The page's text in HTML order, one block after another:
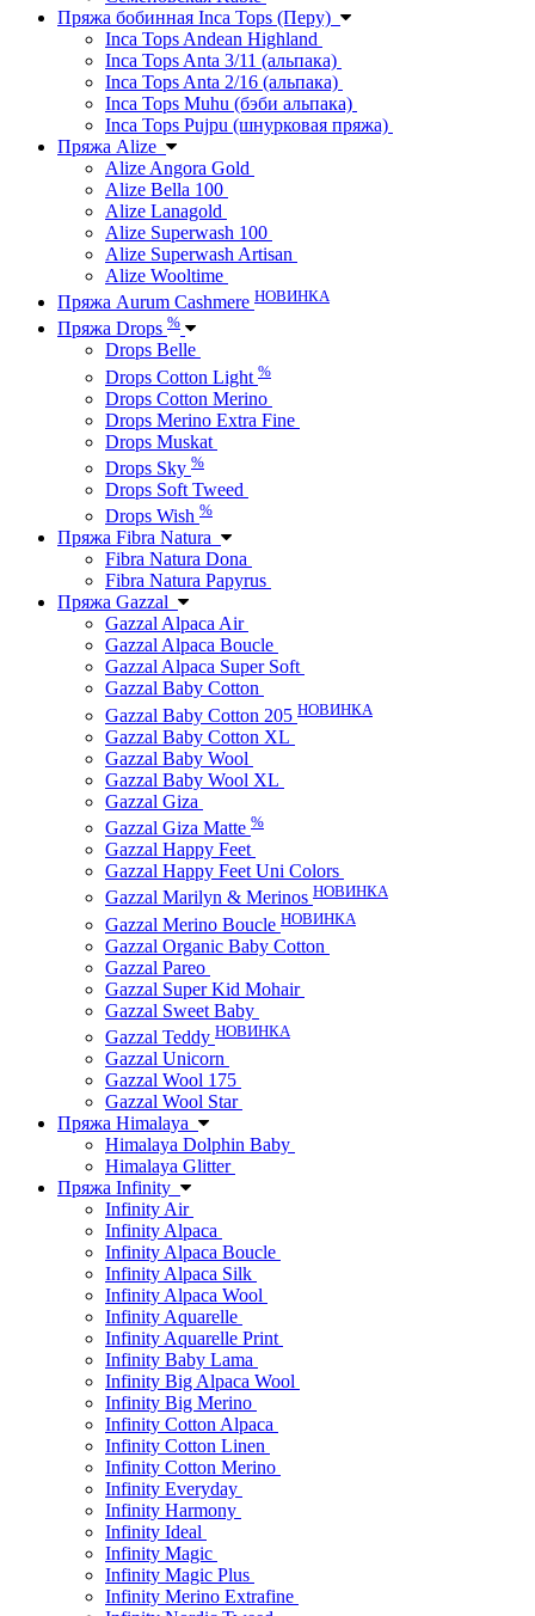
Пряжа бобинная Inca Tops (Перу)
Inca Tops Andean Highland
Inca Tops Anta 3/11 (альпака)
Inca Tops Anta 2/16 (альпака)
Inca Tops Muhu (бэби альпака)
Inca Tops Pujpu (шнурковая пряжа)
Пряжа Alize
Alize Angora Gold
Alize Bella 100
Alize Lanagold
Alize Superwash 100
Alize Superwash Artisan
Alize Wooltime
Пряжа Aurum Cashmere НОВИНКА
Пряжа Drops %
Drops Belle
Drops Cotton Light %
Drops Cotton Merino
Drops Merino Extra Fine
Drops Muskat
Drops Sky %
Drops Soft Tweed
Drops Wish %
Пряжа Fibra Natura
Fibra Natura Dona
Fibra Natura Papyrus
Пряжа Gazzal
Gazzal Alpaca Air
Gazzal Alpaca Boucle
Gazzal Alpaca Super Soft
Gazzal Baby Cotton
Gazzal Baby Cotton 205 НОВИНКА
Gazzal Baby Cotton XL
Gazzal Baby Wool
Gazzal Baby Wool XL
Gazzal Giza
Gazzal Giza Matte %
Gazzal Happy Feet
Gazzal Happy Feet Uni Colors
Gazzal Marilyn & Merinos НОВИНКА
Gazzal Merino Boucle НОВИНКА
Gazzal Organic Baby Cotton
Gazzal Pareo
Gazzal Super Kid Mohair
Gazzal Sweet Baby
Gazzal Teddy НОВИНКА
Gazzal Unicorn
Gazzal Wool 175
Gazzal Wool Star
Пряжа Himalaya
Himalaya Dolphin Baby
Himalaya Glitter
Пряжа Infinity
Infinity Air
Infinity Alpaca
Infinity Alpaca Boucle
Infinity Alpaca Silk
Infinity Alpaca Wool
Infinity Aquarelle
Infinity Aquarelle Print
Infinity Baby Lama
Infinity Big Alpaca Wool
Infinity Big Merino
Infinity Cotton Alpaca
Infinity Cotton Linen
Infinity Cotton Merino
Infinity Everyday
Infinity Harmony
Infinity Ideal
Infinity Magic
Infinity Magic Plus
Infinity Merino Extrafine